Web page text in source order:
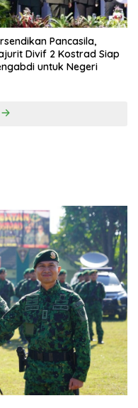
Pancasila,
Divif 2 Kostrad Siap
untuk Negeri